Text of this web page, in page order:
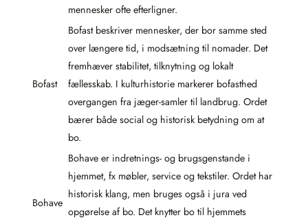
mennesker ofte efterligner.
Bofast
Bofast beskriver mennesker, der bor samme sted
over længere tid, i modsætning til nomader. Det
fremhæver stabilitet, tilknytning og lokalt
fællesskab. I kulturhistorie markerer bofasthed
overgangen fra jæger-samler til landbrug. Ordet
bærer både social og historisk betydning om at
bo.
Bohave
Bohave er indretnings- og brugsgenstande i
hjemmet, fx møbler, service og tekstiler. Ordet har
historisk klang, men bruges også i jura ved
opgørelse af bo. Det knytter bo til hjemmets